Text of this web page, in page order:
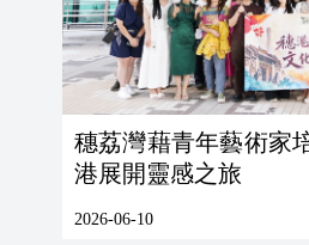
穗荔灣藉青年藝術家培育計劃 組織
港展開靈感之旅
2026-06-10